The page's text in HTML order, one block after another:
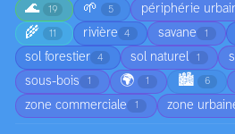
🌊 19 🌱 5 périphérie
🌾 11 rivière 4 savane 1
sol forestier 4 sol naturel 1
sous-bois 1 🌍 1 🏙️ 6
zone commerciale 1 zone